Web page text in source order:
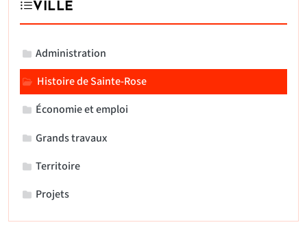
VILLE
Administration
Histoire de Sainte-Rose
Économie et emploi
Grands travaux
Territoire
Projets